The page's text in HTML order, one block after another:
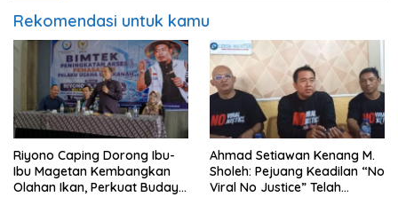
Rekomendasi untuk kamu
Riyono Caping Dorong Ibu-
Ibu Magetan Kembangkan
Olahan Ikan, Perkuat Budaya
Ahmad Setiawan Kenang M.
Sholeh: Pejuang Keadilan “No
Viral No Justice” Telah